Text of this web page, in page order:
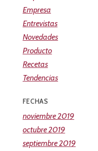
Empresa
Entrevistas
Novedades
Producto
Recetas
Tendencias
FECHAS
noviembre 2019
octubre 2019
septiembre 2019